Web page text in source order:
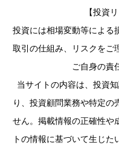
【投資
投資には相場変動等による
取引の仕組み、リスクをご
ご自身の責
当サイトの内容は、投資
り、投資顧問業務や特定の
せん。掲載情報の正確性や
トの情報に基づいて生じ